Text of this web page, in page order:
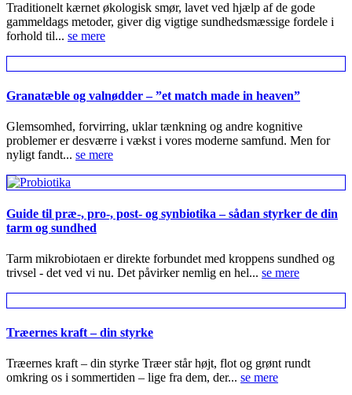
Traditionelt kærnet økologisk smør, lavet ved hjælp af de gode
gammeldags metoder, giver dig vigtige sundhedsmæssige fordele i
forhold til... se mere
Granatæble og valnødder – ”et match made in heaven”
Glemsomhed, forvirring, uklar tænkning og andre kognitive
problemer er desværre i vækst i vores moderne samfund. Men for
nyligt fandt... se mere
Guide til præ-, pro-, post- og synbiotika – sådan styrker de din
tarm og sundhed
Tarm mikrobiotaen er direkte forbundet med kroppens sundhed og
trivsel - det ved vi nu. Det påvirker nemlig en hel... se mere
Træernes kraft – din styrke
Træernes kraft – din styrke Træer står højt, flot og grønt rundt
omkring os i sommertiden – lige fra dem, der... se mere